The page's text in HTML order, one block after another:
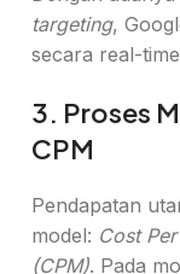
targeting,
secara real-
3. Proses
CPM
Pendapatan
model: Cost
(CPM). Pada